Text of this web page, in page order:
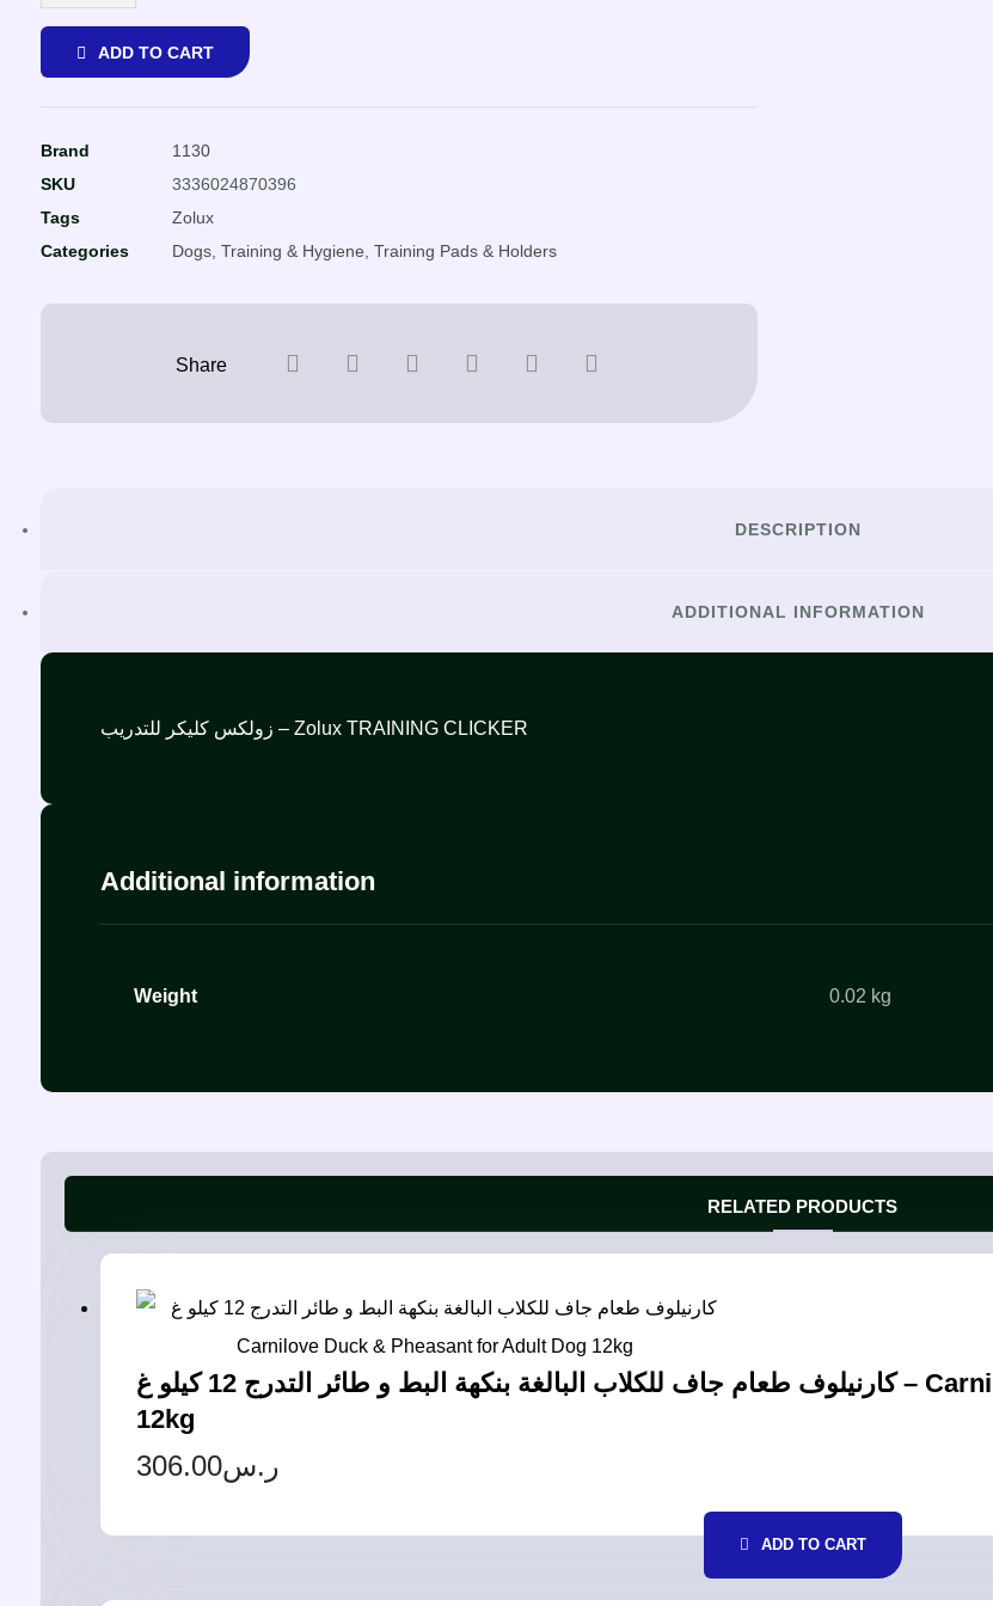
ADD TO CART
Brand
1130
SKU
3336024870396
Tags
Zolux
Categories
Dogs, Training & Hygiene Training Pads & Holders
DESCRIPTION
ADDITIONAL INFORMATION
زولكس كليكر للتدريب – Zolux TRAINING CLICKER
Additional information
Weight 0.02 kg
RELATED PRODUCTS
كارنيلوف طعام جاف للكلاب البالغة بنكهة البط و طائر التدرج 12 كيلو غ – Carnilove Duck & Pheasant for Adult Dog
12kg
ر.س306.00
ADD TO CART